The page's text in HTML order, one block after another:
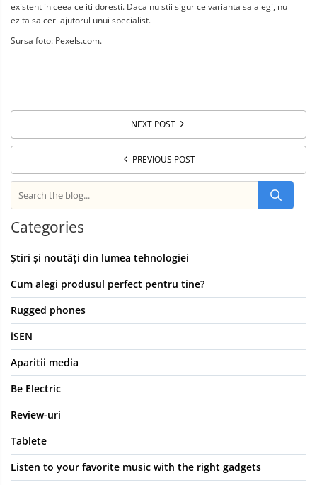
existent in ceea ce iti doresti. Daca nu stii sigur ce varianta sa alegi, nu
ezita sa ceri ajutorul unui specialist.
Sursa foto: Pexels.com.
NEXT POST
PREVIOUS POST
Categories
Știri și noutăți din lumea tehnologiei
Cum alegi produsul perfect pentru tine?
Rugged phones
iSEN
Aparitii media
Be Electric
Review-uri
Tablete
Listen to your favorite music with the right gadgets